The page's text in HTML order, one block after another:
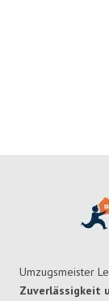
Umzugsmeister
Zuverlässigkeit